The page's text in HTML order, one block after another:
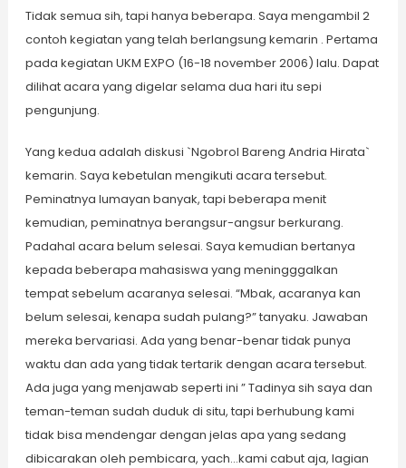
Tidak semua sih, tapi hanya beberapa. Saya mengambil 2
contoh kegiatan yang telah berlangsung kemarin . Pertama
pada kegiatan UKM EXPO (16-18 november 2006) lalu. Dapat
dilihat acara yang digelar selama dua hari itu sepi
pengunjung.
Yang kedua adalah diskusi `Ngobrol Bareng Andria Hirata`
kemarin. Saya kebetulan mengikuti acara tersebut.
Peminatnya lumayan banyak, tapi beberapa menit
kemudian, peminatnya berangsur-angsur berkurang.
Padahal acara belum selesai. Saya kemudian bertanya
kepada beberapa mahasiswa yang meningggalkan
tempat sebelum acaranya selesai. “Mbak, acaranya kan
belum selesai, kenapa sudah pulang?” tanyaku. Jawaban
mereka bervariasi. Ada yang benar-benar tidak punya
waktu dan ada yang tidak tertarik dengan acara tersebut.
Ada juga yang menjawab seperti ini ” Tadinya sih saya dan
teman-teman sudah duduk di situ, tapi berhubung kami
tidak bisa mendengar dengan jelas apa yang sedang
dibicarakan oleh pembicara, yach…kami cabut aja, lagian